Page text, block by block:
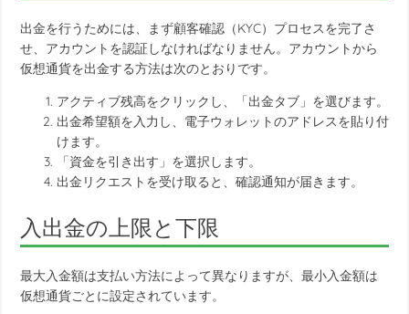
出金を行うためには、まず顧客確認（KYC）プロセスを完了さ
せ、アカウントを認証しなければなりません。アカウントから
仮想通貨を出金する方法は次のとおりです。
アクティブ残高をクリックし、「出金タブ」を選びます。
出金希望額を入力し、電子ウォレットのアドレスを貼り付
けます。
「資金を引き出す」を選択します。
出金リクエストを受け取ると、確認通知が届きます。
入出金の上限と下限
最大入金額は支払い方法によって異なりますが、最小入金額は
仮想通貨ごとに設定されています。